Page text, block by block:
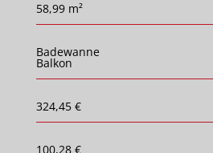
58,99 m²
Badewanne
Balkon
324,45 €
100,28 €